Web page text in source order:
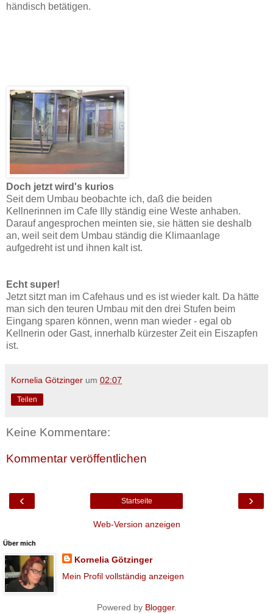
händisch betätigen.
Doch jetzt wird's kurios
Seit dem Umbau beobachte ich, daß die beiden
Kellnerinnen im Cafe Illy ständig eine Weste anhaben.
Darauf angesprochen meinten sie, sie hätten sie deshalb
an, weil seit dem Umbau ständig die Klimaanlage
aufgedreht ist und ihnen kalt ist.
Echt super!
Jetzt sitzt man im Cafehaus und es ist wieder kalt. Da hätte
man sich den teuren Umbau mit den drei Stufen beim
Eingang sparen können, wenn man wieder - egal ob
Kellnerin oder Gast, innerhalb kürzester Zeit ein Eiszapfen
ist.
Kornelia Götzinger um 02:07
Teilen
Keine Kommentare:
Kommentar veröffentlichen
‹ ›
Startseite
Web-Version anzeigen
Über mich
Kornelia Götzinger
Mein Profil vollständig anzeigen
Powered by Blogger.